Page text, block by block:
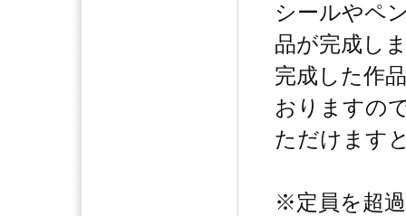
シールやペ
品が完成し
完成した作
おりますの
ただけます
※定員を超